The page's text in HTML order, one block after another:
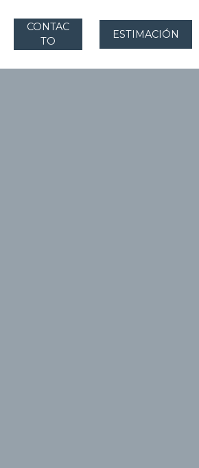
CONTAC
TO
ESTIMACIÓN